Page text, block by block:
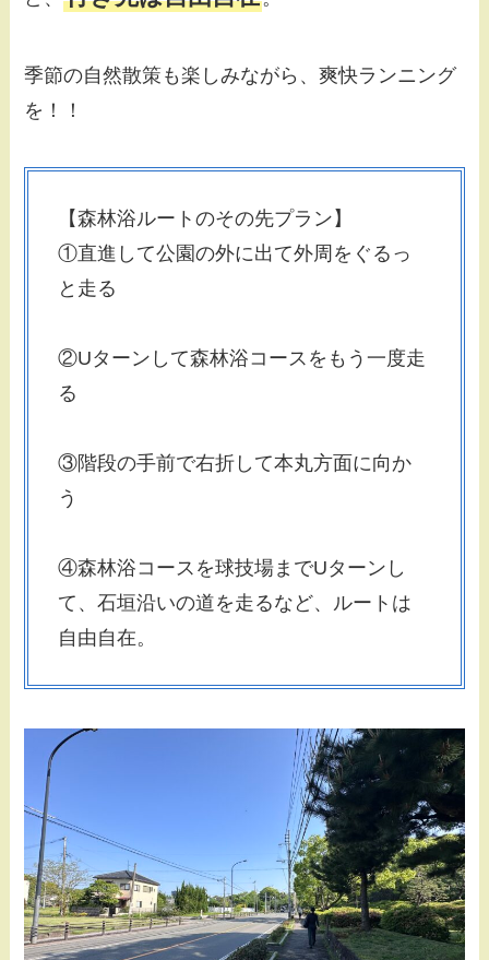
季節の自然散策も楽しみながら、爽快ランニング
を！！
【森林浴ルートのその先プラン】
①直進して公園の外に出て外周をぐるっ
と走る
②Uターンして森林浴コースをもう一度走
る
③階段の手前で右折して本丸方面に向か
う
④森林浴コースを球技場までUターンし
て、石垣沿いの道を走るなど、ルートは
自由自在。